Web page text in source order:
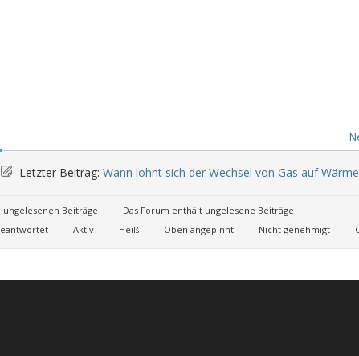
Letzter Beitrag:Wann lohnt sich der Wechsel von Gas auf
Beiträge
Das Forum enthält ungelesene Beiträge
Aktiv Heiß Oben angepinnt Nicht genehmigt